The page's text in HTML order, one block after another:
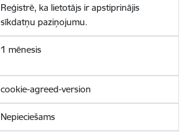
Reģistrē, ka lietotājs ir apstiprinājis
sīkdatņu paziņojumu.
1 mēnesis
cookie-agreed-version
Nepieciešams